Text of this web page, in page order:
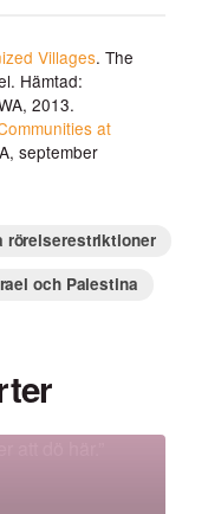
Villages. The
Hämtad:
2013.
at
september
rörelserestriktioner
och Palestina